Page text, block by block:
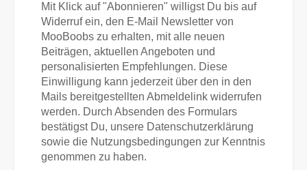
Mit Klick auf "Abonnieren" willigst Du bis auf
Widerruf ein, den E-Mail Newsletter von
MooBoobs zu erhalten, mit alle neuen
Beiträgen, aktuellen Angeboten und
personalisierten Empfehlungen. Diese
Einwilligung kann jederzeit über den in den
Mails bereitgestellten Abmeldelink widerrufen
werden. Durch Absenden des Formulars
bestätigst Du, unsere Datenschutzerklärung
sowie die Nutzungsbedingungen zur Kenntnis
genommen zu haben.